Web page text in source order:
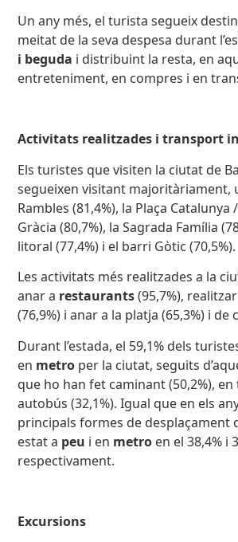
Un any més, el turista segueix
meitat de la seva despesa durant
i beguda i distribuint la resta, en
entreteniment, en compres i en
Activitats realitzades i transport
Els turistes que visiten la ciutat de
segueixen visitant majoritàriament,
Rambles (81,4%), la Plaça Catalunya
Gràcia (80,7%), la Sagrada Família
litoral (77,4%) i el barri Gòtic (70,5%).
Les activitats més realitzades a la
anar a restaurants(95,7%),
(76,9%) i anar a la platja (65,3%) i de
Durant l’estada, el 59,1% dels
en metro per la ciutat, seguits
que ho han fet caminant (50,2%), en
autobús (32,1%). Igual que en els
principals formes de desplaçament
estat a peu i en metro en el 38,4% i
respectivament.
Excursions